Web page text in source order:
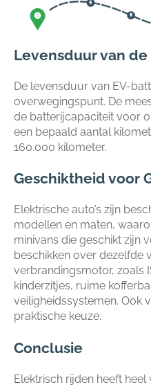
Levensduur van
De levensduur van EV-
overwegingspunt. De
de batterijcapaciteit voor
een bepaald aantal
160.000 kilometer.
Geschiktheid voor
Elektrische auto’s zijn
modellen en maten,
minivans die geschikt zijn
beschikken over dezelfde
verbrandingsmotor, zoals
kinderzitjes, ruime
veiligheidssystemen. Ook
praktische keuze.
Conclusie
Elektrisch rijden heeft